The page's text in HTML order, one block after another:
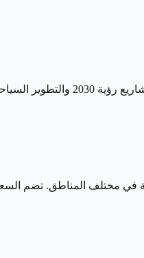
في مختلف المناطق. تضم